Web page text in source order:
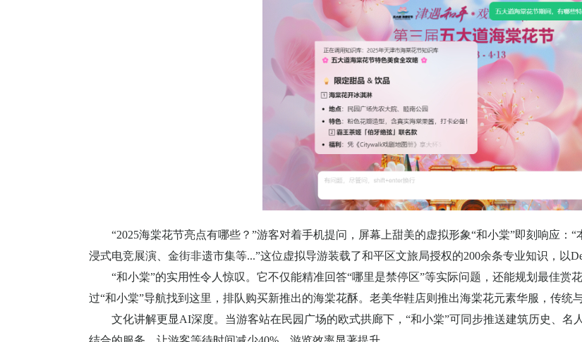
“2025海棠花节亮点有哪些？”游客对着手机提问，屏幕上甜美的虚拟形象“和小棠”即刻响应：“
浸式电竞展演、金街非遗市集等...”这位虚拟导游装载了和平区文旅局授权的200余条专业知识，以
“和小棠”的实用性令人惊叹。它不仅能精准回答“哪里是禁停区”等实际问题，还能规划最佳赏
过“和小棠”导航找到这里，排队购买新推出的海棠花酥。老美华鞋店则推出海棠花元素华服，传统
文化讲解更显AI深度。当游客站在民园广场的欧式拱廊下，“和小棠”可同步推送建筑历史、名